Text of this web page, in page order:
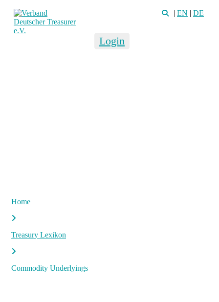
| EN | DE
Login
Home
Treasury Lexikon
Commodity Underlyings